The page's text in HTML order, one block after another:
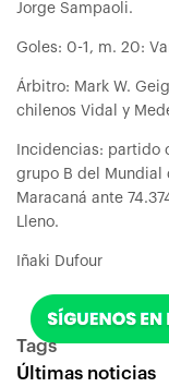
Jorge Sampaoli.
Goles: 0-1, m. 20:
Árbitro: Mark W.
chilenos Vidal y
Incidencias: partido
grupo B del Mundial
Maracaná ante
Lleno.
Iñaki Dufour
Tags
Últimas noticias